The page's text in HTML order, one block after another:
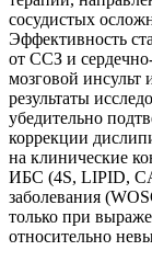
сосудистых
Эффективность
от ССЗ и
мозговой инсульт
результаты
убедительно
коррекции
на клинические
ИБС (4S, LIPID,
заболевания
только при
относительно